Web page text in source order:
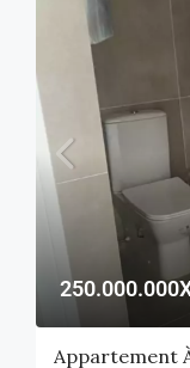
Appartement